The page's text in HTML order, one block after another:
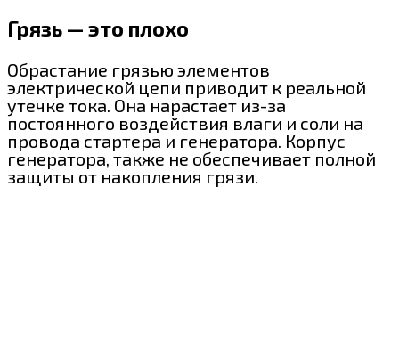
Грязь — это плохо
Обрастание грязью элементов
электрической цепи приводит к реальной
утечке тока. Она нарастает из-за
постоянного воздействия влаги и соли на
провода стартера и генератора. Корпус
генератора, также не обеспечивает полной
защиты от накопления грязи.